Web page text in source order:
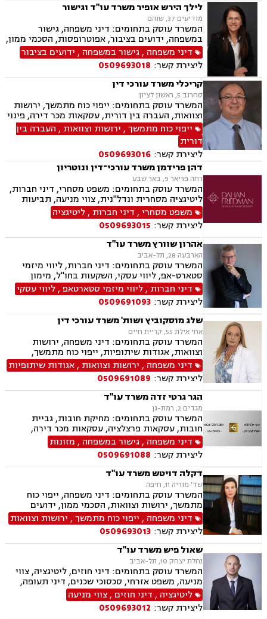
לילך הירש אופיר משרד עו"ד וגישור
מודיעים 37, שוהם
המשרד עוסק בתחומים: דיני משפחה, גישור
במשפחה, ידועים בציבור, אפוטרופסות, הסכמי ממון,
מזונות, משמורת, גירושין, נישואים אזרחיים, חלוקת
רכוש, מעמד אישי, תיאום הורי, זמני שהות, ניכור
הורי, ירושות וצוואות, ייפוי כוח מתמשך, לשון הרע,
דיני עבודה
דיני משפחה ,גישור במשפחה , ידועים בציבור
ליצירת קשר: 0509693018
קריכלי משרד עורכי דין
סחרוב 5, ראשון לציון
המשרד עוסק בתחומים: ייפוי כוח מתמשך, ירושות
וצוואות, העברה בין דורית, עסקאות מכר דירה, פינוי
מושכר, דיני עבודה.
ייפוי כוח מתמשך, ירושות וצוואות , העברה בין
דורית
ליצירת קשר: 0509693016
דהן פרידמן משרד עורכי־דין ונוטריון
רחה פריאר 9, באר שבע
המשרד עוסק בתחומים: משפט מסחרי, דיני חברות,
ליטיגציה מסחרית ונדל"נית, צווי מניעה, תביעות
מקרקעין, דיני חוזים, ייפוי כוח מתמשך, ירושות
וצוואות, מסחר בינלאומי, משפט אזרחי, סכסוכי
שכנים, דיני עבודה, הסכמי ממון, מיסוי עירוני, מיסוי
נדל"ן, ארנונה, היטל פיתוח, היטל השבחה, נוטריון.
משפט מסחרי, דיני חברות ,ליטיגציה
ליצירת קשר: 0509693015
אהרון שוורץ משרד עו"ד
הארבעה 28, תל-אביב
המשרד עוסק בתחומים: דיני חברות, ליווי מיזמי
סטארט-אפ, ליווי עסקי, השקעות בחו"ל, מימון
חברות, מיזוגים ורכישות, מסחר בינלאומי, גישור
עסקי, דיני הייטק
דיני חברות ,ליווי מיזמי סטארטאפ ,ליווי עסקי
ליצירת קשר: 0509691093
שלג מוסקוביץ ושות' משרד עורכי דין
אחי אילת 55, קריית חיים
המשרד עוסק בתחומים: דיני משפחה, ירושות
וצוואות, אגודות שיתופיות, ייפוי כוח מתמשך,
מושבים וקיבוצים, מקרקעין ונדל"ן, עסקאות מכר
דירה, נחלות ומשקים במושבים, רשות מקרקעי
ישראל
דיני משפחה , ירושות וצוואות ,אגודות שיתופיות
ליצירת קשר: 0509691089
הגר גרטי זדה משרד עו"ד
מגדים 2, רמת-גן
המשרד עוסק בתחומים: מחיקת חובות, גביית
חובות, עסקאות פרצלציה, עסקאות מכר דירה,
הסכמי ממון, ייפוי כוח מתמשך, ירושות וצוואות,
אפוטרופסות, גישור במשפחה, גירושין, מקרקעין,
הוצאה לפועל, אימוץ, הורות חד מינית, מזונות,
משמורת, נישואים אזרחיים, חלוקת רכוש, תיאום
הורי, זמני שהות, אומנה, ניכור הורי, עסקאות מתנה,
ידועים בציבור, פינוי מושכר, צווארון לבן, הלבנת הון,
אלימות במשפחה, עבירות סמים, נפגעי עבירה
דיני משפחה ,גישור במשפחה , מזונות
ליצירת קשר: 0509691088
דקלה דויטש משרד עו"ד
שד' מוריה 11, חיפה
המשרד עוסק בתחומים: דיני משפחה, ייפוי כוח
מתמשך, ירושות וצוואות, הסכמי ממון, ידועים
בציבור, אפוטרופסות, חלוקת רכוש, מעמד אישי,
ניכור הורי, אבהות, מזונות, משמורת זמני שהות,
החזקת ילדים, גירושין, הורות חד מינית, נישואים
אזרחיים, עסקאות מתנה
דיני משפחה , ייפוי כוח מתמשך, ירושות וצוואות
ליצירת קשר: 0509693013
שאול פיש משרד עו"ד
נחלת יצחק 10, תל-אביב
המשרד עוסק בתחומים: דיני חוזים, ליטיגציה, צווי
מניעה, משפט אזרחי, סכסוכי שכנים, דיני תעופה,
נזקי רכוש, דיני צרכנות ותיירות, קניין רוחני, זכויות
יוצרים, הגנת הפרטיות, תביעות ייצוגיות, לשון הרע,
פינוי מושכר
ליטיגציה , דיני חוזים ,צווי מניעה
ליצירת קשר: 0509693012